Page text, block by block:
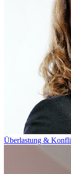
Überlastung &